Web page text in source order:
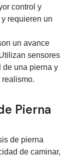
control y
requieren un
un avance
sensores
de una pierna y
Pierna
de pierna
de caminar,